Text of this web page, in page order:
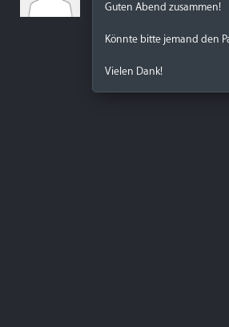
Guten Abend zusammen!
Könnte bitte jemand den
Vielen Dank!